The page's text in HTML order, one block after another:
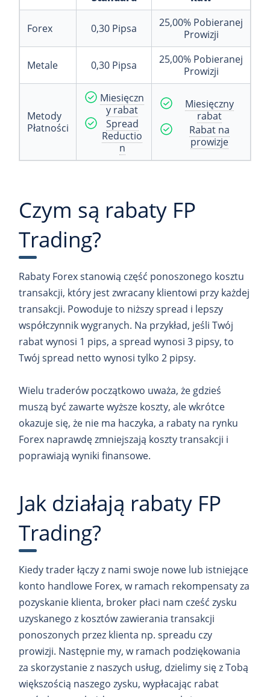
Forex 0,30 Pipsa 25,00% Pobieranej
Prowizji
Metale 0,30 Pipsa 25,00% Pobieranej
Prowizji
Metody
Płatności
Miesięczn
y rabat
Spread
Reductio
n
Miesięczny
rabat
Rabat na
prowizje
Czym są rabaty FP
Trading?
Rabaty Forex stanowią część ponoszonego kosztu
transakcji, który jest zwracany klientowi przy każdej
transakcji. Powoduje to niższy spread i lepszy
współczynnik wygranych. Na przykład, jeśli Twój
rabat wynosi 1 pips, a spread wynosi 3 pipsy, to
Twój spread netto wynosi tylko 2 pipsy.
Wielu traderów początkowo uważa, że gdzieś
muszą być zawarte wyższe koszty, ale wkrótce
okazuje się, że nie ma haczyka, a rabaty na rynku
Forex naprawdę zmniejszają koszty transakcji i
poprawiają wyniki finansowe.
Jak działają rabaty FP
Trading?
Kiedy trader łączy z nami swoje nowe lub istniejące
konto handlowe Forex, w ramach rekompensaty za
pozyskanie klienta, broker płaci nam cześć zysku
uzyskanego z kosztów zawierania transakcji
ponoszonych przez klienta np. spreadu czy
prowizji. Następnie my, w ramach podziękowania
za skorzystanie z naszych usług, dzielimy się z Tobą
większością naszego zysku, wypłacając rabat